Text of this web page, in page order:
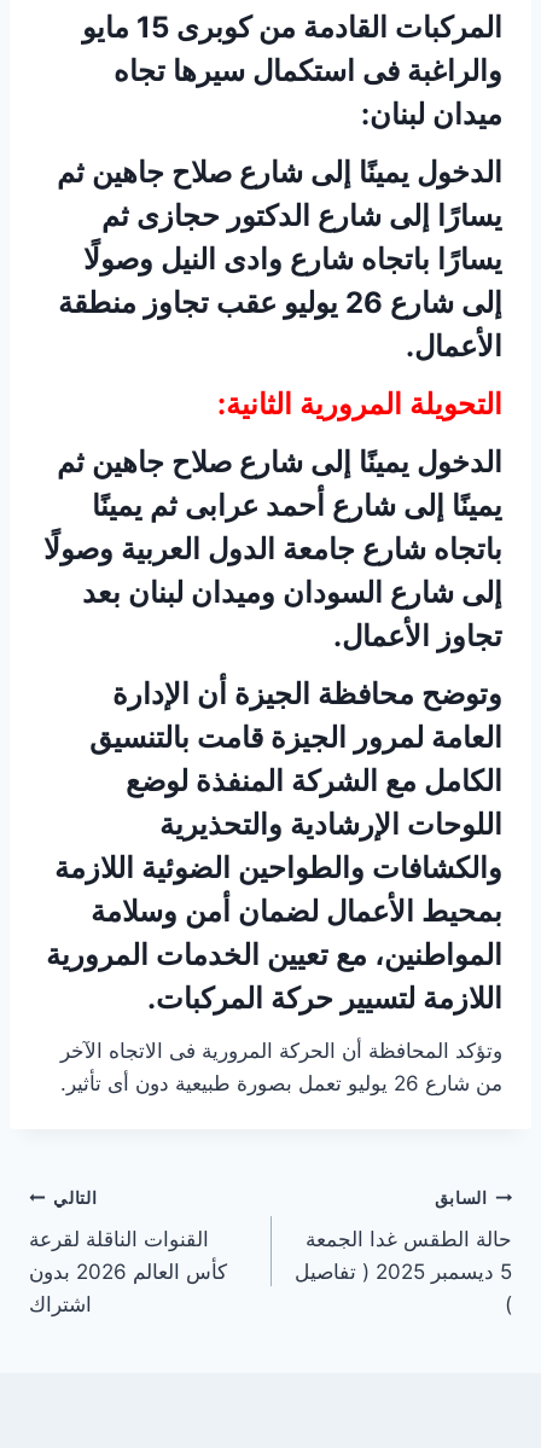
المركبات القادمة من كوبرى 15 مايو
والراغبة فى استكمال سيرها تجاه
ميدان لبنان:
الدخول يمينًا إلى شارع صلاح جاهين ثم
يسارًا إلى شارع الدكتور حجازى ثم
يسارًا باتجاه شارع وادى النيل وصولًا
إلى شارع 26 يوليو عقب تجاوز منطقة
الأعمال.
التحويلة المرورية الثانية:
الدخول يمينًا إلى شارع صلاح جاهين ثم
يمينًا إلى شارع أحمد عرابى ثم يمينًا
باتجاه شارع جامعة الدول العربية وصولًا
إلى شارع السودان وميدان لبنان بعد
تجاوز الأعمال.
وتوضح محافظة الجيزة أن الإدارة
العامة لمرور الجيزة قامت بالتنسيق
الكامل مع الشركة المنفذة لوضع
اللوحات الإرشادية والتحذيرية
والكشافات والطواحين الضوئية اللازمة
بمحيط الأعمال لضمان أمن وسلامة
المواطنين، مع تعيين الخدمات المرورية
اللازمة لتسيير حركة المركبات.
وتؤكد المحافظة أن الحركة المرورية فى الاتجاه الآخر
من شارع 26 يوليو تعمل بصورة طبيعية دون أى تأثير.
تصفّح
المقالات
السابق
حالة الطقس غدا الجمعة
5 ديسمبر 2025 ( تفاصيل
)
التالي
القنوات الناقلة لقرعة
كأس العالم 2026 بدون
اشتراك